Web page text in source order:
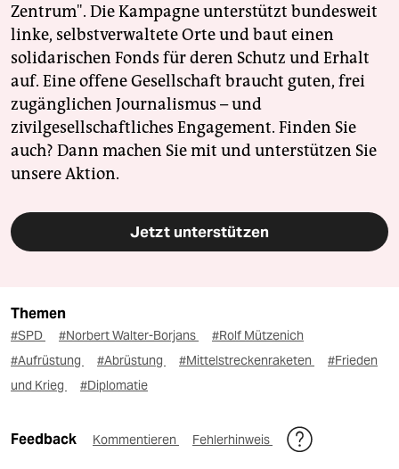
Zentrum". Die Kampagne unterstützt bundesweit
linke, selbstverwaltete Orte und baut einen
solidarischen Fonds für deren Schutz und Erhalt
auf. Eine offene Gesellschaft braucht guten, frei
zugänglichen Journalismus – und
zivilgesellschaftliches Engagement. Finden Sie
auch? Dann machen Sie mit und unterstützen Sie
unsere Aktion.
Jetzt unterstützen
Themen
#SPD #Norbert Walter-Borjans
#Rolf Mützenich
#Aufrüstung
#Abrüstung #Mittelstreckenraketen
#Frieden
und Krieg
#Diplomatie
Feedback Kommentieren Fehlerhinweis